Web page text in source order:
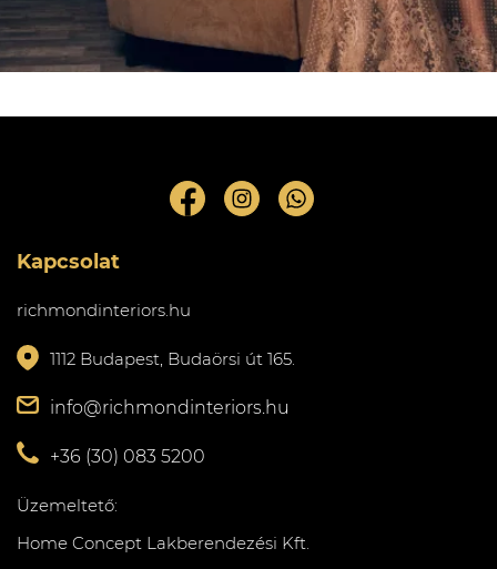
Kapcsolat
richmondinteriors.hu
1112 Budapest, Budaörsi út 165.
info@richmondinteriors.hu
+36 (30) 083 5200
Üzemeltető:
Home Concept Lakberendezési Kft.